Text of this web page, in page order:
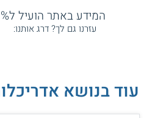
המידע באתר הועיל ל87% מהגולשים.
עזרנו גם לך? דרג אותנו:
עוד בנושא